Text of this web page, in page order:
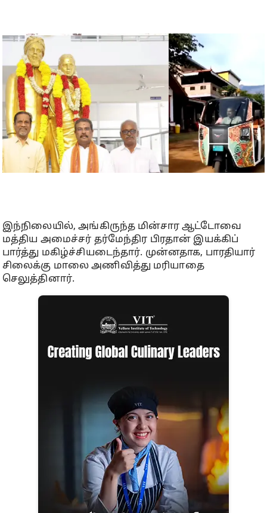
இந்நிலையில், அங்கிருந்த மின்சார ஆட்டோவை
மத்திய அமைச்சர் தர்மேந்திர பிரதான் இயக்கிப்
பார்த்து மகிழ்ச்சியடைந்தார். முன்னதாக, பாரதியார்
சிலைக்கு மாலை அணிவித்து மரியாதை
செலுத்தினார்.